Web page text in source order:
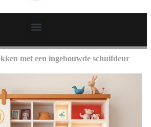
met een ingebouwde schuifdeur